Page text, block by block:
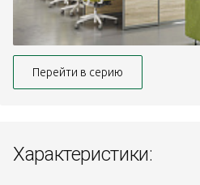
Перейти в серию
Характеристики: